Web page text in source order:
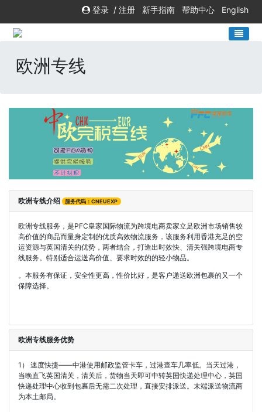
登录 / 注册 新手指南 帮助中心 English
欧洲专线
欧洲专线介绍 服务代码：CNEUEXP
欧洲专线服务，是PFC皇家国际物流为跨境电商卖家立足欧洲市场销售较
高价值的商品而量身定制的优质高效物流服务，该服务利用香港充足的空
运资源与英国清关的优势，两者结合，打造出时效快、清关强跨境电商专
线服务。特别适合运送高价值、要求时效的的轻小物品。
。本服务有保证，安全性更高，性价比好，是客户递送欧洲包裹的又一个
保障选择。
欧洲专线服务优势
1） 速度快捷——中港使用邮政监管卡车，过港查车几率低。当天过港，
当晚直飞英国清关，清关后，货物当天即可中转英国快递处理中心，英国
快递处理中心收到包裹后无需二次处理，直接安排派送。末端派送物流商
为本土邮局。